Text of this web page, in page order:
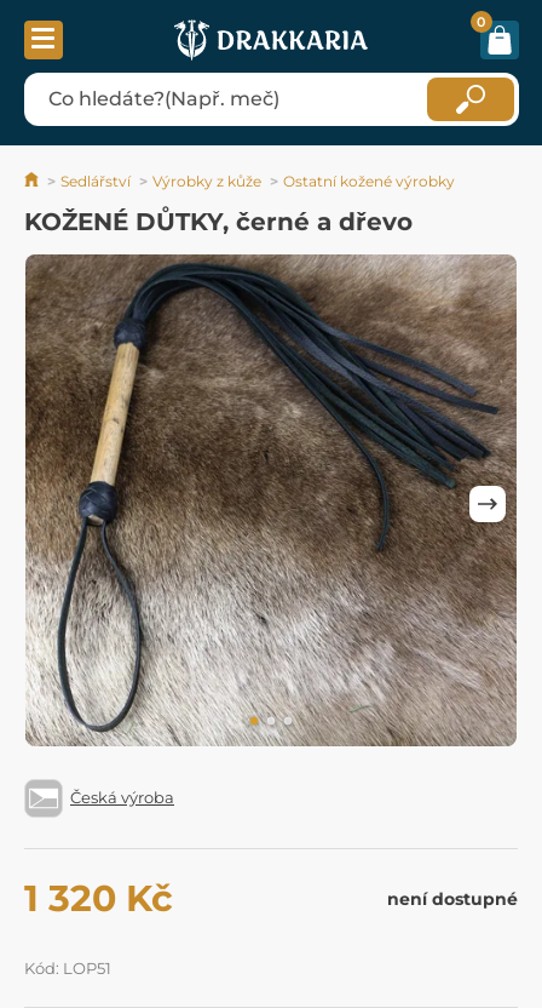
0
Sedlářství Výrobky z kůže Ostatní kožené výrobky
KOŽENÉ DŮTKY, černé a dřevo
Česká výroba
1 320 Kč není dostupné
Kód: LOP51